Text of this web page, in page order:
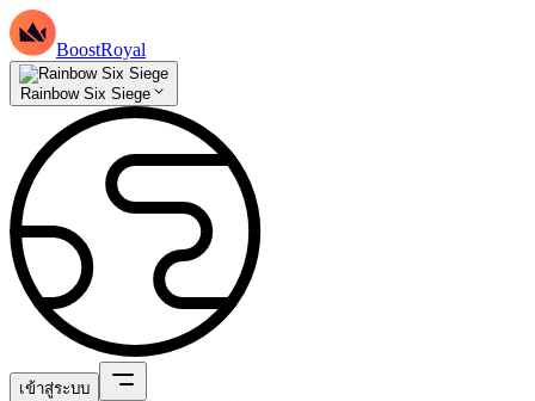
BoostRoyal
Rainbow Six Siege
เข้าสู่ระบบ